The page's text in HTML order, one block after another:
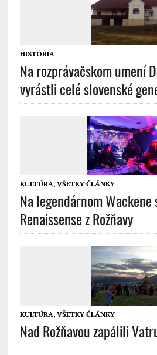
HISTÓRIA
Na rozprávačskom umení
vyrástli celé slovenské
KULTÚRA, VŠETKY ČLÁNKY
Na legendárnom Wackene
Renaissense z Rožňavy
KULTÚRA, VŠETKY ČLÁNKY
Nad Rožňavou zapálili